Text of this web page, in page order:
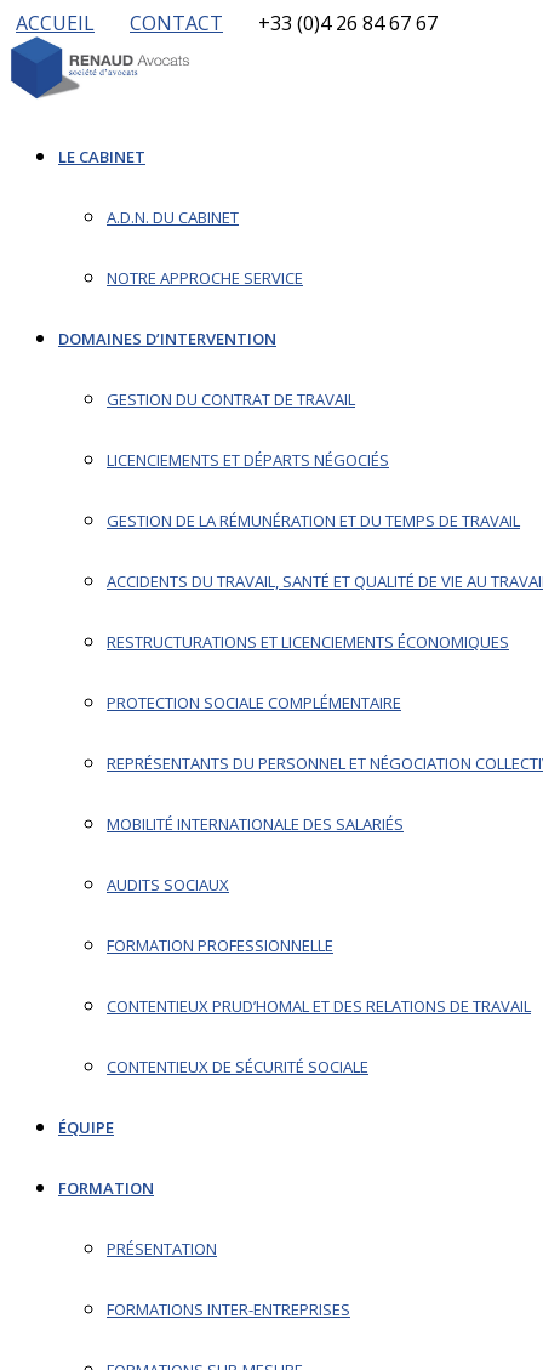
ACCUEIL CONTACT +33 (0)4 26 84 67 67
LE CABINET
A.D.N. DU CABINET
NOTRE APPROCHE SERVICE
DOMAINES D’INTERVENTION
GESTION DU CONTRAT DE TRAVAIL
LICENCIEMENTS ET DÉPARTS NÉGOCIÉS
GESTION DE LA RÉMUNÉRATION ET DU TEMPS DE TRAVAIL
ACCIDENTS DU TRAVAIL, SANTÉ ET QUALITÉ DE VIE AU
RESTRUCTURATIONS ET LICENCIEMENTS ÉCONOMIQUES
PROTECTION SOCIALE COMPLÉMENTAIRE
REPRÉSENTANTS DU PERSONNEL ET NÉGOCIATION
MOBILITÉ INTERNATIONALE DES SALARIÉS
AUDITS SOCIAUX
FORMATION PROFESSIONNELLE
CONTENTIEUX PRUD’HOMAL ET DES RELATIONS DE TRAVAIL
CONTENTIEUX DE SÉCURITÉ SOCIALE
ÉQUIPE
FORMATION
PRÉSENTATION
FORMATIONS INTER-ENTREPRISES